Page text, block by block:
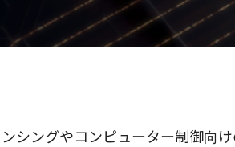
シングやコンピューター制御向